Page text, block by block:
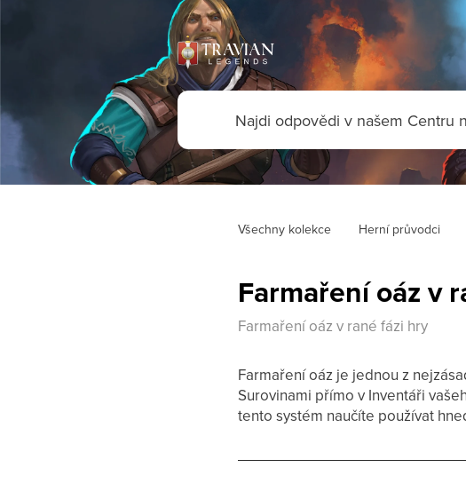
Všechny kolekce Herní průvodci
Farmaření oáz v
Farmaření oáz v rané fázi hry
Farmaření oáz je jednou z
Surovinami přímo v Inventáři
tento systém naučíte používat